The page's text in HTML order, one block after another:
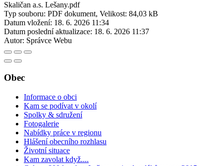
Skaličan a.s. Lešany.pdf
Typ souboru: PDF dokument, Velikost: 84,03 kB
Datum vložení: 18. 6. 2026 11:34
Datum poslední aktualizace: 18. 6. 2026 11:37
Autor: Správce Webu
Obec
Informace o obci
Kam se podívat v okolí
Spolky & sdružení
Fotogalerie
Nabídky práce v regionu
Hlášení obecního rozhlasu
Životní situace
Kam zavolat když....